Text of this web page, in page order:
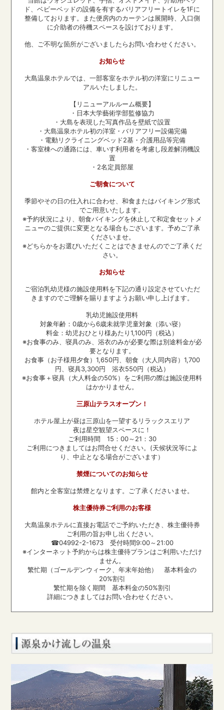
ド、ベビーベッドの設備を有するバリアフリートイレを1Fに
整備しております。また便房内のカーテンは展開時、入口側
に介助者の待機スペースを設けております。
他、ご不明な箇所がございましたらお問い合わせください。
お知らせ
大島温泉ホテルでは、一部客室をホテル初の洋室にリニュー
アルいたしました。
【リニューアルルーム概要】
・日本大学藝術学部監修協力
・大島を表現した写真作品を壁紙で設置
・大島温泉ホテル初の洋室・バリアフリー設備完備
・電動リクライニングベッド2基・介護用品等完備
・客室棟への通路には、車いす利用者を考慮し段差解消機設
置
・2名定員部屋
ご朝食について
季節やその日の仕入れに合わせ、和食またはバイキング形式
でご用意いたします。
※予約状況により、朝食バイキングを休止して和定食セットメ
ニューのご提供に変更となる場合もございます。予めご了承
くださいませ。
※どちらかをお選びいただくことはできませんのでご了承くだ
さい。
お知らせ
ご宿泊乳幼児様の施設使用料を下記の通り設定させていただ
きますのでご理解を賜りますようお願い申し上げます。
乳幼児施設使用料
対象年齢：0歳から6歳未就学児童対象（添い寝）
料金：幼児おひとり様あたり1,100円（税込）
※お食事のみ、寝具のみ、浴衣のみが必要な際は別途料金が必
要となります。
お食事（お子様用夕食）1,650円、朝食（大人同内容）1,700
円、寝具3,300円 浴衣550円（税込）
※お食事＋寝具（大人料金の50%）をご利用の際は施設使用料
はかかりません。
三原山テラスオープン！
ホテル屋上が昼は三原山を一望するリラックスエリア
夜は星空観望スペースに！
ご利用時間 15：00～21：30
ご利用につきましてはお問合せください。(天候状況等によ
り、中止となる場合がございます）
禁煙についてのお知らせ
館内と全客室は禁煙となります。ご了承くださいませ。
株主優待券ご利用のお客様
大島温泉ホテルに直接お電話でご予約いただき、株主優待券
ご利用の旨お申し出ください。
☎04992-2-1673 受付時間9:00～21:00
※インターネット予約からは株主優待プランはご利用いただけ
ません。
繁忙期（ゴールデンウィーク、年末年始他） 基本料金の
20%割引
繁忙期を除く期間 基本料金の50%割引
詳細につきましてはお問い合わせください。